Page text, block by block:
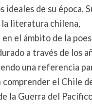
ideales de su época.
literatura chilena,
el ámbito de la
a través de los
una referencia
comprender el Chile
la Guerra del